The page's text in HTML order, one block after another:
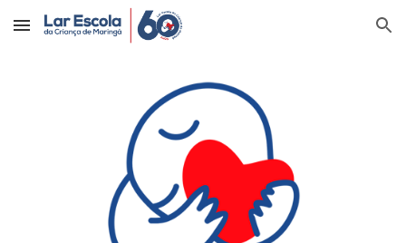
Skip to main content Skip to navigation